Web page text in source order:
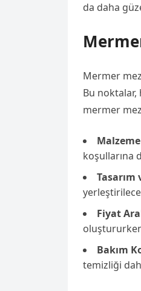
da daha
Mermer
Bu noktalar,
mermer
koşullarına
Tasarım
Fiyat
Bakım
temizliği